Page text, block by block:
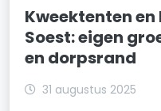
Kweektenten
Soest: eigen
en dorpsrand
31 augustus 2025